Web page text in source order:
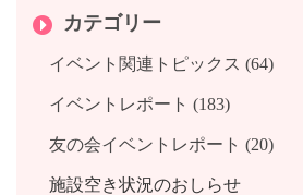
2019年1月 (3)
2018年3月 (2)
2018年1月 (1)
2017年3月 (2)
2017年2月 (1)
2016年5月 (1)
2016年4月 (1)
2016年2月 (1)
2016年1月 (3)
2015年6月 (3)
2015年5月 (2)
2015年3月 (3)
2015年2月 (2)
2015年1月 (1)
2014年6月 (3)
2014年3月 (6)
2014年1月 (3)
2013年8月 (3)
2013年7月 (1)
2013年4月 (1)
2013年2月 (1)
2013年1月 (2)
2012年8月 (3)
2012年7月 (1)
カテゴリー
イベント関連トピックス (64)
イベントレポート (183)
友の会イベントレポート (20)
施設空き状況のおしらせ